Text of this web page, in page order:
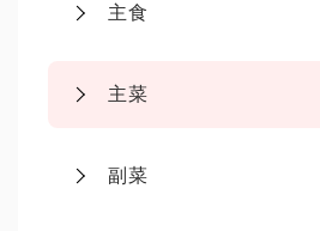
主食
主菜
副菜